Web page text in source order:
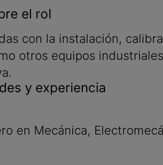
el rol
con la instalación,
otros equipos
y experiencia
en Mecánica,